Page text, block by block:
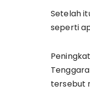
Setelah
seperti
tersebut